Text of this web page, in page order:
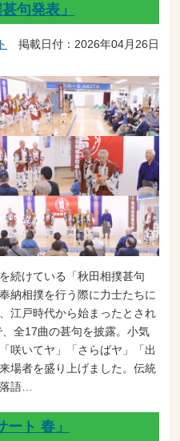
句発表」
掲載日付：2026年04月26日
続けている「秋田相撲甚句
納相撲を行う際に力士たちに
江戸時代から始まったとされ
全17曲の甚句を披露。小気
咲いてヤ」「さらばヤ」「出
場者を盛り上げました。伝統
語…
ート 春」